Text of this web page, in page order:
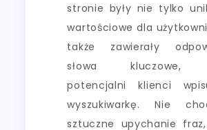
stronie były nie tylko
wartościowe dla
także zawierały
słowa kluczowe,
potencjalni klienci
wyszukiwarkę. Nie
sztuczne upychanie